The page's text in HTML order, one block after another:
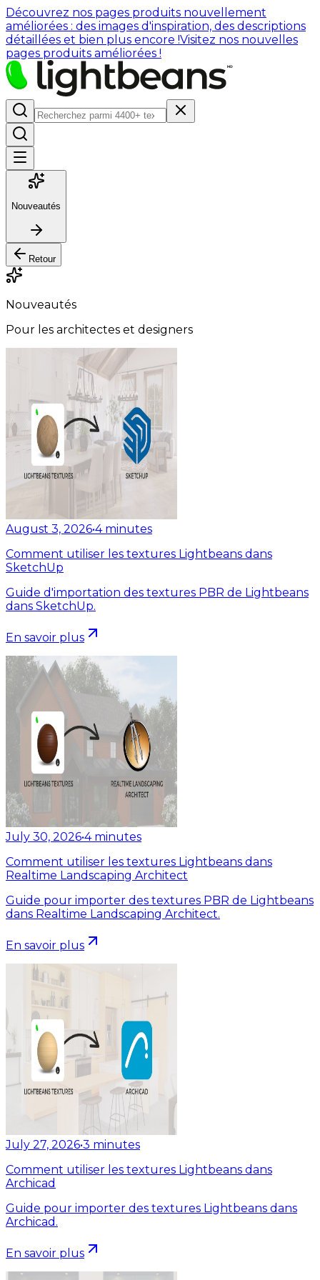
Découvrez nos pages produits nouvellement
améliorées : des images d'inspiration, des descriptions
détaillées et bien plus encore !Visitez nos nouvelles
pages produits améliorées !
Nouveautés
Retour
Nouveautés
Pour les architectes et designers
August 3, 2026•4 minutes
Comment utiliser les textures Lightbeans dans
SketchUp
Guide d'importation des textures PBR de Lightbeans
dans SketchUp.
En savoir plus
July 30, 2026•4 minutes
Comment utiliser les textures Lightbeans dans
Realtime Landscaping Architect
Guide pour importer des textures PBR de Lightbeans
dans Realtime Landscaping Architect.
En savoir plus
July 27, 2026•3 minutes
Comment utiliser les textures Lightbeans dans
Archicad
Guide pour importer des textures Lightbeans dans
Archicad.
En savoir plus